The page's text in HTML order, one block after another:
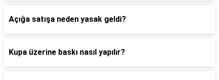
Açığa satışa neden yasak geldi?
Kupa üzerine baskı nasıl yapılır?